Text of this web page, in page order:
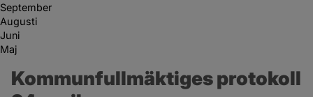
September
Augusti
Juni
Maj
Kommunfullmäktiges protokoll